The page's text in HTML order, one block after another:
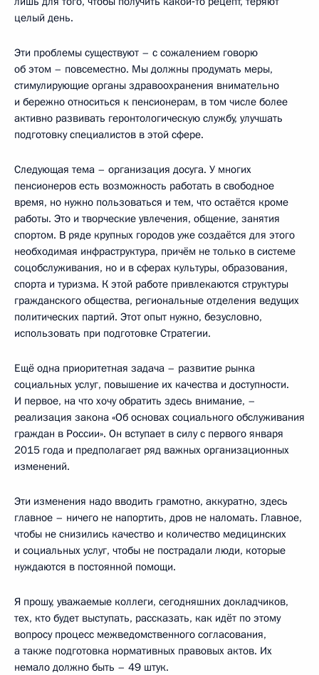
целый день.
Эти проблемы существуют – с сожалением говорю
об этом – повсеместно. Мы должны продумать меры,
стимулирующие органы здравоохранения внимательно
и бережно относиться к пенсионерам, в том числе более
активно развивать геронтологическую службу, улучшать
подготовку специалистов в этой сфере.
Следующая тема – организация досуга. У многих
пенсионеров есть возможность работать в свободное
время, но нужно пользоваться и тем, что остаётся кроме
работы. Это и творческие увлечения, общение, занятия
спортом. В ряде крупных городов уже создаётся для этого
необходимая инфраструктура, причём не только в системе
соцобслуживания, но и в сферах культуры, образования,
спорта и туризма. К этой работе привлекаются структуры
гражданского общества, региональные отделения ведущих
политических партий. Этот опыт нужно, безусловно,
использовать при подготовке Стратегии.
Ещё одна приоритетная задача – развитие рынка
социальных услуг, повышение их качества и доступности.
И первое, на что хочу обратить здесь внимание, –
реализация закона «Об основах социального обслуживания
граждан в России». Он вступает в силу с первого января
2015 года и предполагает ряд важных организационных
изменений.
Эти изменения надо вводить грамотно, аккуратно, здесь
главное – ничего не напортить, дров не наломать. Главное,
чтобы не снизились качество и количество медицинских
и социальных услуг, чтобы не пострадали люди, которые
нуждаются в постоянной помощи.
Я прошу, уважаемые коллеги, сегодняшних докладчиков,
тех, кто будет выступать, рассказать, как идёт по этому
вопросу процесс межведомственного согласования,
а также подготовка нормативных правовых актов. Их
немало должно быть – 49 штук.